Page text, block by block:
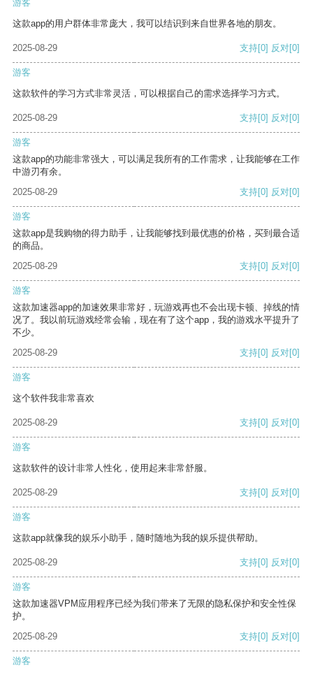
游客
这款app的用户群体非常庞大，我可以结识到来自世界各地的朋友。
2025-08-29 支持[0] 反对[0]
游客
这款软件的学习方式非常灵活，可以根据自己的需求选择学习方式。
2025-08-29 支持[0] 反对[0]
游客
这款app的功能非常强大，可以满足我所有的工作需求，让我能够在工作
中游刃有余。
2025-08-29
支持[0] 反对[0]
游客
这款app是我购物的得力助手，让我能够找到最优惠的价格，买到最合适
的商品。
2025-08-29
支持[0] 反对[0]
游客
这款加速器app的加速效果非常好，玩游戏再也不会出现卡顿、掉线的情
况了。我以前玩游戏经常会输，现在有了这个app，我的游戏水平提升了
不少。
2025-08-29
支持[0] 反对[0]
游客
这个软件我非常喜欢
2025-08-29 支持[0] 反对[0]
游客
这款软件的设计非常人性化，使用起来非常舒服。
2025-08-29 支持[0] 反对[0]
游客
这款app就像我的娱乐小助手，随时随地为我的娱乐提供帮助。
2025-08-29 支持[0] 反对[0]
游客
这款加速器VPM应用程序已经为我们带来了无限的隐私保护和安全性保
护。
2025-08-29
支持[0] 反对[0]
游客